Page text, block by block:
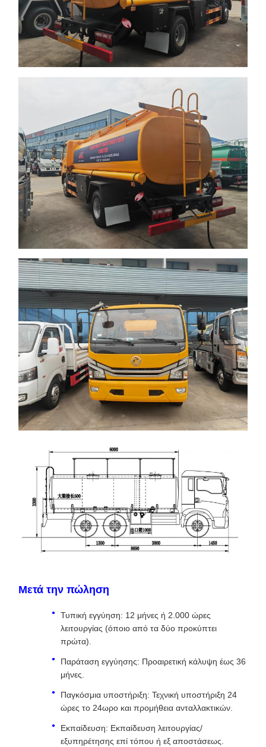
Μετά την πώληση
Τυπική εγγύηση: 12 μήνες ή 2.000 ώρες
λειτουργίας (όποιο από τα δύο προκύπτει
πρώτα).
Παράταση εγγύησης: Προαιρετική κάλυψη έως 36
μήνες.
Παγκόσμια υποστήριξη: Τεχνική υποστήριξη 24
ώρες το 24ωρο και προμήθεια ανταλλακτικών.
Εκπαίδευση: Εκπαίδευση λειτουργίας/
εξυπηρέτησης επί τόπου ή εξ αποστάσεως.